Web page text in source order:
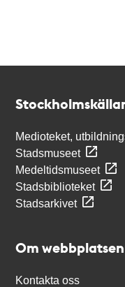
Medioteket,
Stadsmuseet
Medeltidsmuseet
Stadsbiblioteket
Stadsarkivet
Om webbplatsen
Kontakta oss